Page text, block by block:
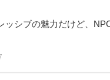
ッシブの魅力だけど、